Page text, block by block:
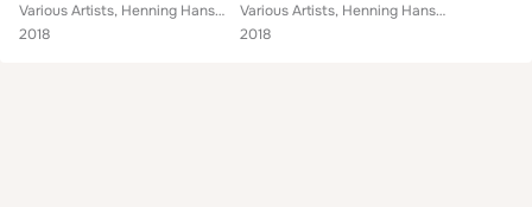
Various Artists, Henning Hansen, Janis Brucker, Adriana Lycette
2018
Various Artists, Henning Hansen, Janis Brucker, Adriana Lycette
2018